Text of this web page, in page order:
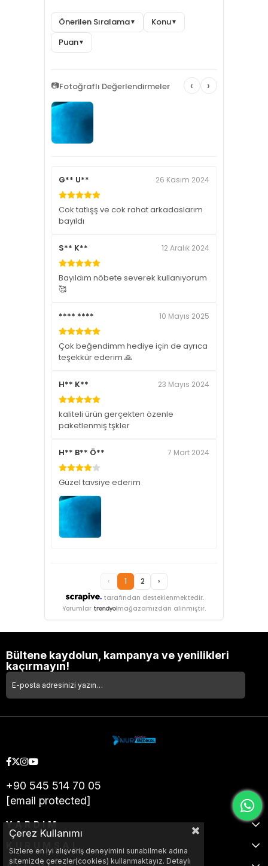
Önerilen Sıralama▼ Konu▼
Puan▼
📷Fotoğraflı Değerlendirmeler ‹ ›
G** U** 26 Kasım 2024
Cok tatlışş ve cok rahat arkadaslarım
bayıldı
S** K** 12 Aralık 2024
Bayıldım nöbete severek kullanıyorum
🥰
**** **** 10 Mayıs 2025
Çok beğendimm hediye için de ayrıca
teşekkür ederim 🙏
H** K** 23 Mayıs 2024
kaliteli ürün gerçekten özenle
paketlenmiş tşkler
H** B** Ö** 7 Mart 2024
Güzel tavsiye ederim
tarafından desteklenmektedir.
‹ 1 2 ›
Yorumlar mağazamızdan alınmıştır.
Bültene kaydolun, kampanya ve yenilikleri
kaçırmayın!
+90 545 514 70 05
[email protected]
YARDIM
Çerez Kullanımı
Sizlere en iyi alışveriş deneyimini sunabilmek adına
sitemizde çerezler(cookies) kullanmaktayız. Detaylı